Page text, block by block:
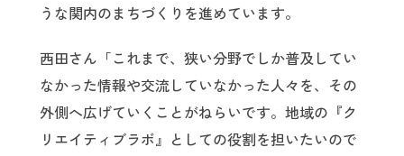
うな関内のまちづくりを進めています。
西田さん「これまで、狭い分野でしか普及してい
なかった情報や交流していなかった人々を、その
外側へ広げていくことがねらいです。地域の『ク
リエイティブラボ』としての役割を担いたいので